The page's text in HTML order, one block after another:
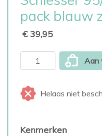
pack blauw
€ 39,95
Aan
Helaas niet
Kenmerken